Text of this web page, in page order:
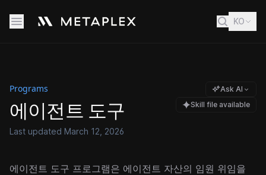
KO
Programs
에이전트 도구
Last updated March 12, 2026
Ask AI
Skill file available
에이전트 도구 프로그램은 에이전트 자산의 임원 위임을